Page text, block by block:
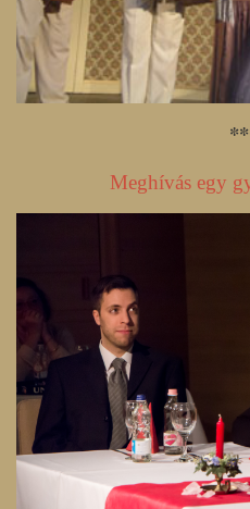
Meghívás egy